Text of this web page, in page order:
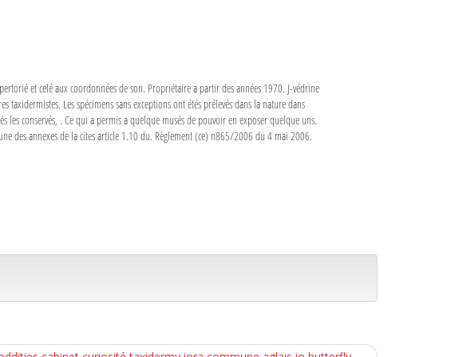
et celé aux coordonnées de son. Propriétaire a partir des années 1970. J-védrine
Les spécimens sans exceptions ont étés prélevés dans la nature dans
conservés, . Ce qui a permis a quelque musés de pouvoir en exposer quelque uns.
des annexes de la cites article 1.10 du. Règlement (ce) n865/2006 du 4 mai 2006.